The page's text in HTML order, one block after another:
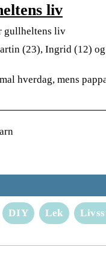
liv
gullheltens liv
(23), Ingrid (12) og
hverdag, mens
DIY Lek